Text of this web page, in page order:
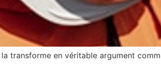
transforme en véritable argument